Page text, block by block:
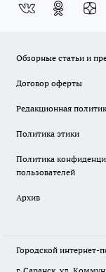
Обзорные статьи и
Договор оферты
Редакционная
Политика этики
Политика
пользователей
Архив
Городской интернет-